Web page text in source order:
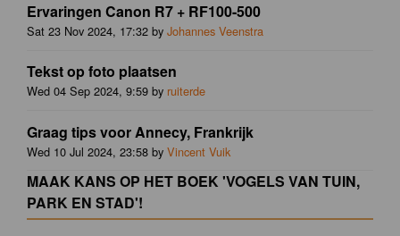
Ervaringen Canon R7 + RF100-500
Sat 23 Nov 2024, 17:32 by Johannes Veenstra
Tekst op foto plaatsen
Wed 04 Sep 2024, 9:59 by ruiterde
Graag tips voor Annecy, Frankrijk
Wed 10 Jul 2024, 23:58 by Vincent Vuik
MAAK KANS OP HET BOEK 'VOGELS VAN TUIN,
PARK EN STAD'!